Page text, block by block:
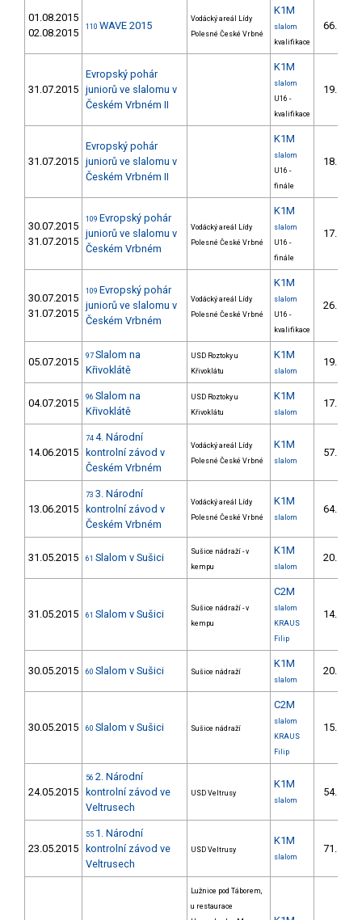
01.08.2015
02.08.2015
110 WAVE 2015
Vodácký areál Lídy
Polesné České Vrbné
K1M
slalom
kvalifikace
66.
31.07.2015
Evropský pohár
juniorů ve slalomu v
Českém Vrbném II
K1M
slalom
U16 -
kvalifikace
19.
31.07.2015
Evropský pohár
juniorů ve slalomu v
Českém Vrbném II
K1M
slalom
U16 -
finále
18.
30.07.2015
31.07.2015
109 Evropský pohár
juniorů ve slalomu v
Českém Vrbném
Vodácký areál Lídy
Polesné České Vrbné
K1M
slalom
U16 -
finále
17.
30.07.2015
31.07.2015
109 Evropský pohár
juniorů ve slalomu v
Českém Vrbném
Vodácký areál Lídy
Polesné České Vrbné
K1M
slalom
U16 -
kvalifikace
26.
05.07.2015 97 Slalom na
Křivoklátě
USD Roztoky u
Křivoklátu
K1M
slalom
19.
04.07.2015 96 Slalom na
Křivoklátě
USD Roztoky u
Křivoklátu
K1M
slalom
17.
14.06.2015
74 4. Národní
kontrolní závod v
Českém Vrbném
Vodácký areál Lídy
Polesné České Vrbné
K1M
slalom
57.
13.06.2015
73 3. Národní
kontrolní závod v
Českém Vrbném
Vodácký areál Lídy
Polesné České Vrbné
K1M
slalom
64.
31.05.2015 61 Slalom v Sušici
Sušice nádraží - v
kempu
K1M
slalom
20.
31.05.2015 61 Slalom v Sušici
Sušice nádraží - v
kempu
C2M
slalom
KRAUS
Filip
14.
30.05.2015 60 Slalom v Sušici Sušice nádraží
K1M
slalom
20.
30.05.2015 60 Slalom v Sušici Sušice nádraží
C2M
slalom
KRAUS
Filip
15.
24.05.2015
56 2. Národní
kontrolní závod ve
Veltrusech
USD Veltrusy
K1M
slalom
54.
23.05.2015
55 1. Národní
kontrolní závod ve
Veltrusech
USD Veltrusy
K1M
slalom
71.
Lužnice pod Táborem,
u restaurace